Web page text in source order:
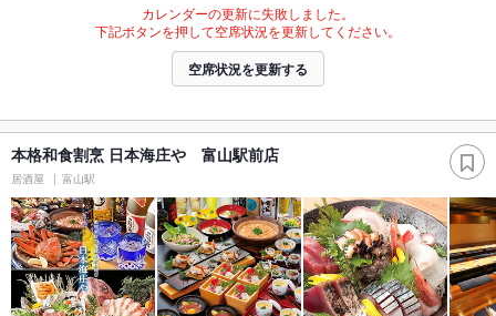
カレンダーの更新に失敗しました。
下記ボタンを押して空席状況を更新してください。
空席状況を更新する
本格和食割烹 日本海庄や 富山駅前店
居酒屋 富山駅